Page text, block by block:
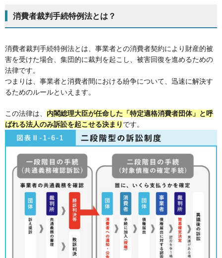
消費者裁判手続特例法とは？
消費者裁判手続特例法とは、事業者との消費者契約により財産的被
害を受けた場合、集団的に裁判を起こし、被害回復を進めるための
法律です。
つまりは、事業者と消費者間における紛争について、迅速に解決す
るためのルールといえます。
この法律は、 内閣総理大臣が任命した「特定適格消費者団体」と呼
ばれる法人のみ訴訟を起こせる決まり です。